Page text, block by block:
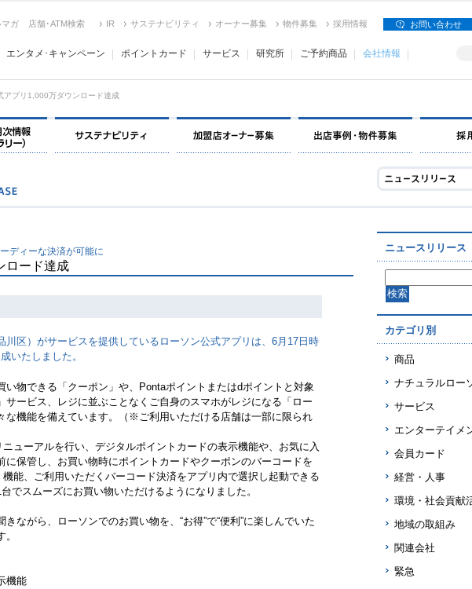
マガ 店舗･ATM検索 IR サステナビリティ オーナー募集 物件募集 採用情報 お問い合わせ
エンタメ･キャンペーン ポイントカード サービス 研究所 ご予約商品 会社情報
アプリ1,000万ダウンロード達成
ディーな決済が可能に
ロード達成
川区）がサービスを提供しているローソン公式アプリは、6月17日時
いたしました。
い物できる「クーポン」や、Pontaポイントまたはdポイントと対象
サービス、レジに並ぶことなくご自身のスマホがレジになる「ロー
な機能を備えています。（※ご利用いただける店舗は一部に限られ
ューアルを行い、デジタルポイントカードの表示機能や、お気に入
に保管し、お買い物時にポイントカードやクーポンのバーコードを
能、ご利用いただくバーコード決済をアプリ内で選択し起動できる
でスムーズにお買い物いただけるようになりました。
ながら、ローソンでのお買い物を、“お得”で“便利”に楽しんでいた
機能
ニュースリリース
カテゴリ別
商品
ナチュラルロー
サービス
エンターテイメ
会員カード
経営・人事
環境・社会貢献
地域の取組み
関連会社
緊急